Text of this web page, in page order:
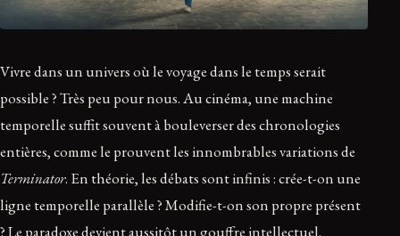
Vivre dans un univers où le voyage dans le temps serait
possible ? Très peu pour nous. Au cinéma, une machine
temporelle suffit souvent à bouleverser des chronologies
entières, comme le prouvent les innombrables variations de
Terminator. En théorie, les débats sont infinis : crée-t-on une
ligne temporelle parallèle ? Modifie-t-on son propre présent
? Le paradoxe devient aussitôt un gouffre intellectuel.